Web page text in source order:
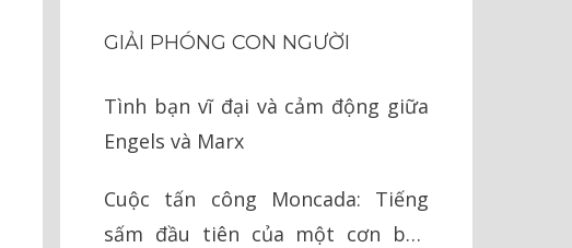
GIẢI PHÓNG CON NGƯỜI
Tình bạn vĩ đại và cảm động giữa
Engels và Marx
Cuộc tấn công Moncada: Tiếng
sấm đầu tiên của một cơn bão